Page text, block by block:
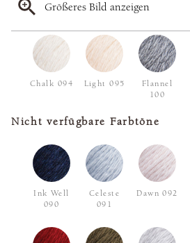
Größeres Bild anzeigen
Chalk 094 Light 095
Flannel
100
Nicht verfügbare Farbtöne
Ink Well
090
Celeste
091
Dawn 092